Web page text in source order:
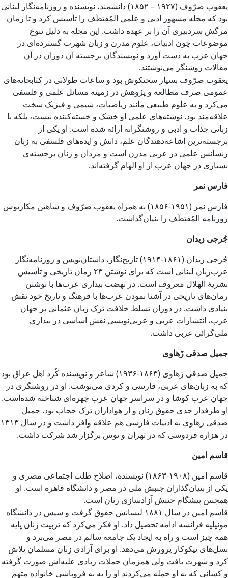
یعقوب صرّوف (۱۹۲۷ – ۱۸۵۲) دانشمند، نویسنده و روزنامه‌نگار لبنانی
بود که مجله مشهور ادبی و علمی المُقتطَف را تأسیس کرد و تا زمان
مرگش سردبیری آن را بر عهده داشت. این مجله به دلیل تنوع
موضوعات چون ادبیات، علوم مدرن و زبان شهرت گسترده‌ای در
جهان عرب به دست آورد و نویسندگان برجسته آن دوران در آن
مقالات روشنگر می‌نوشتند.
یعقوب صرّوف بسیار سختکوش بود و ساعات طولانی در کتابخانه‌های
عمومی صرف مطالعه و پژوهش در زمینه مسائل علمی و فلسفی
‌می‌کرد و به علوم طبیعی مانند ریاضیات، شیمی و فیزیک سخت
علاقه‌مند بود. نوشته‌های علمی او خشک و خسته‌کننده نیست، بلکه با
زبانی جذاب و ادبی و روشنگرانه ارائه شده است. او یکی از
برجسته‌ترین اشاعه‌دهندگان علم، دانش و ایده‌های فلسفی به زبان
رنسانس علمی در عربی مدرن است و مردان و زنان برجسته‌ی
بسیاری در جهان عرب از او الهام گرفته‌اند.
فارس نمر
فارس نمر (۱۹۵۱-۱۸۵۶) به همراه یعقوب صرّوف و شاهین مکاریوس
روزنامه المُقتطَف را بنیان‌گذاشت.
جُرجی زیدان
جُرجی زیدان (۱۸۶۱-۱۹۱۴) تاریخ‌نگار، داستان‌نویس و روزنامه‌نگار
عرب‌زبان لبنانی است که برای نوشتن ۲۳ رمان تاریخی و تأسیس
نشریهٔ الهلال معروف است. در نهضت بیداری عرب‌ها با نوشتن
رمان‌های تاریخی در آشنا نمودن عرب‌ها با فرهنگ و تاریخ خود نقش
بنیادی داشت. در دوران تسلط خلافت ترک زبان عثمانی بر جهان
عرب، انتشارات عربی و عربی‌نویسی نقش اساسی در بیداری
ملی‌گرائی عربی داشت.
جمیل صدقی زَهاوی
جمیل صدقی زَهاوی (۱۸۶۳-۱۹۳۶) شاعر و نویسنده کُرد اهل عراق بود
که به زبان‌های عربی، فارسی و کردی می‌نوشت. او در روشنگری در
جهان عرب کوشا و در سراسر جهان عرب چهره‌ای شناخته شده‌است.
او طرفدار جدی حقوق زنان و از هواداران ترک حجاب بود. جمیل
صدقی زهاوی به ادبیات فارسی هم علاقه وافر داشت و در سال ۱۳۱۳
در هزاره فردوسی که در تهران و توس برگزار شد شرکت داشت.
قاسم امین
قاسم امین (۱۹۰۸-۱۸۶۳) نویسنده، اصلاح طلب اجتماعی مصری و
یکی از بنیان‌گذاران جنبش ملی در مصر و دانشگاه قاهره است. او
همچنین پیشگام جنبش آزادسازی زنان است.
قاسم امین در سال ۱۸۸۱ لیسانش حقوق گرفت و سپس در دانشگاه
مونپلیه فرانسه ادامه تحصیل داد. او فکر می‌کرد که تربیت زنان پایه
همه چیز است و راه به ایجاد یک جامعه سالم در مصر می‌برد و
نسل‌های نیکوکار پرورش می‌دهد. او برای آزادی زنان مسلمان تلاش
کرد و شهرت یافت ولی همزمان حملات زیادی علیه‌اش صورت گرفته
و کسانی که به او حمله می‌کردند او را به به فروپاشی خانواده متهم